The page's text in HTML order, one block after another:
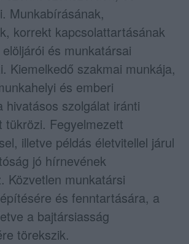
Munkabírásának,
korrekt kapcsolattartásának
és munkatársai
Kiemelkedő szakmai munkája,
és emberi
hivatásos szolgálat iránti
tükrözi. Fegyelmezett
illetve példás életvitellel járul
jó hírnevének
Közvetlen munkatársi
és fenntartására, a
a bajtársiasság
törekszik.